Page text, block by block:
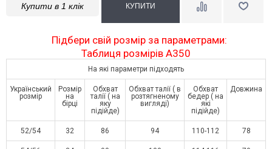
Купити в 1 клік
Підбери свій розмір за параметрами:
Таблиця розмірів A350
На які параметри підходять
Український
розмір
Розмір
на
бірці
Обхват
талії ( на
яку
підійде)
Обхват талії ( в
розтягненому
вигляді)
Обхват
бедер ( на
які
підійде)
Довжина
52/54 32 86 94 110-112 78